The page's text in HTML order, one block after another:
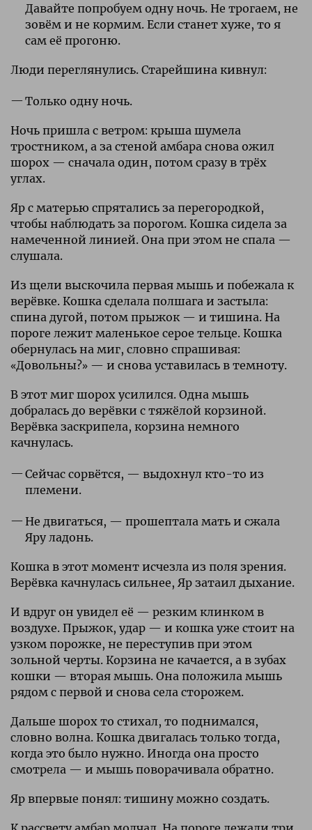
Давайте попробуем одну ночь. Не трогаем, не
зовём и не кормим. Если станет хуже, то я
сам её прогоню.
Люди переглянулись. Старейшина кивнул:
Только одну ночь.
Ночь пришла с ветром: крыша шумела
тростником, а за стеной амбара снова ожил
шорох — сначала один, потом сразу в трёх
углах.
Яр с матерью спрятались за перегородкой,
чтобы наблюдать за порогом. Кошка сидела за
намеченной линией. Она при этом не спала —
слушала.
Из щели выскочила первая мышь и побежала к
верёвке. Кошка сделала полшага и застыла:
спина дугой, потом прыжок — и тишина. На
пороге лежит маленькое серое тельце. Кошка
обернулась на миг, словно спрашивая:
«Довольны?» — и снова уставилась в темноту.
В этот миг шорох усилился. Одна мышь
добралась до верёвки с тяжёлой корзиной.
Верёвка заскрипела, корзина немного
качнулась.
Сейчас сорвётся, — выдохнул кто-то из
племени.
Не двигаться, — прошептала мать и сжала
Яру ладонь.
Кошка в этот момент исчезла из поля зрения.
Верёвка качнулась сильнее, Яр затаил дыхание.
И вдруг он увидел её — резким клинком в
воздухе. Прыжок, удар — и кошка уже стоит на
узком порожке, не переступив при этом
зольной черты. Корзина не качается, а в зубах
кошки — вторая мышь. Она положила мышь
рядом с первой и снова села сторожем.
Дальше шорох то стихал, то поднимался,
словно волна. Кошка двигалась только тогда,
когда это было нужно. Иногда она просто
смотрела — и мышь поворачивала обратно.
Яр впервые понял: тишину можно создать.